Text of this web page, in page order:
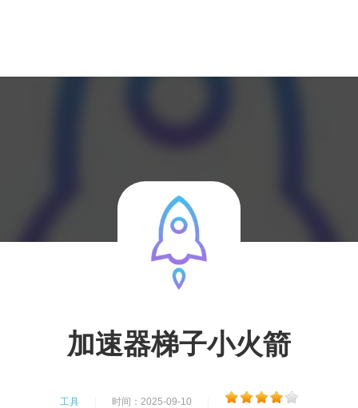
加速器梯子小火箭
工具 时间：2025-09-10